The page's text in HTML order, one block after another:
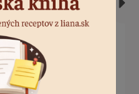
Fontána tortová zlatá 12
cm